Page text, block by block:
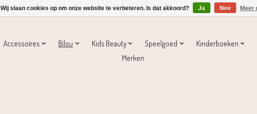
Accessoires Bilou Kids Beauty Speelgoed
Kinderboeken
Merken
Wij slaan cookies op om onze website te verbeteren. Is dat akkoord? Ja Nee Meer